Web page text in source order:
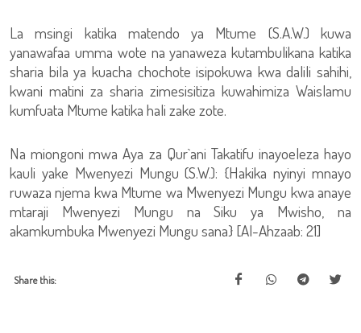
La msingi katika matendo ya Mtume (S.A.W.) kuwa
yanawafaa umma wote na yanaweza kutambulikana katika
sharia bila ya kuacha chochote isipokuwa kwa dalili sahihi,
kwani matini za sharia zimesisitiza kuwahimiza Waislamu
kumfuata Mtume katika hali zake zote.
Na miongoni mwa Aya za Qur`ani Takatifu inayoeleza hayo
kauli yake Mwenyezi Mungu (S.W.): {Hakika nyinyi mnayo
ruwaza njema kwa Mtume wa Mwenyezi Mungu kwa anaye
mtaraji Mwenyezi Mungu na Siku ya Mwisho, na
akamkumbuka Mwenyezi Mungu sana} [Al-Ahzaab: 21]
Share this: